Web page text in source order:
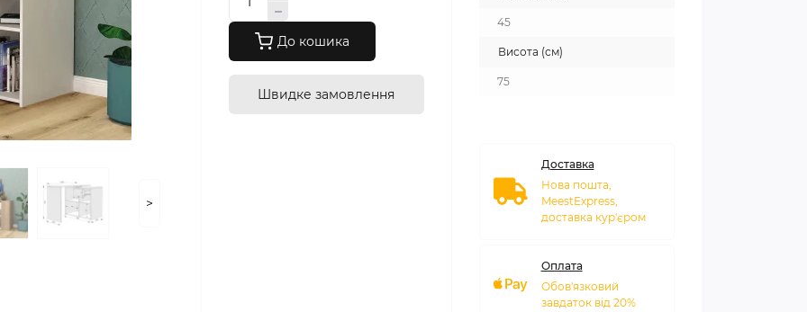
>
До кошика
Швидке замовлення
45
Висота (см)
75
Доставка
Нова пошта,
MeestExpress,
доставка кур'єром
Оплата
Обов'язковий
завдаток від 20%